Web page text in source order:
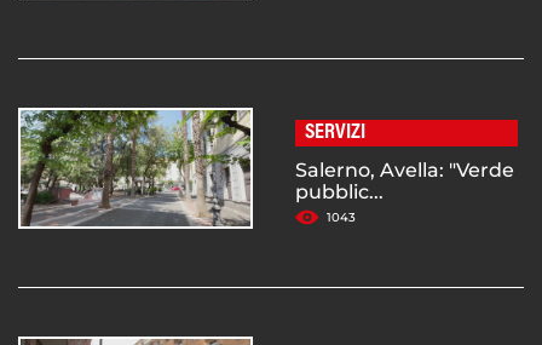
SERVIZI
Salerno, Avella: "Verde
pubblic...
1043